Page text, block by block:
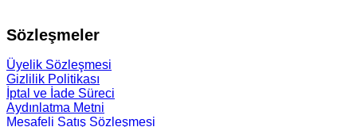
Sözleşmeler
Üyelik Sözleşmesi
Gizlilik Politikası
İptal ve İade Süreci
Aydınlatma Metni
Mesafeli Satış Sözleşmesi